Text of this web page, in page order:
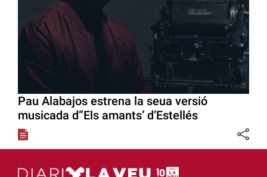
Pau Alabajos estrena la seua versió
musicada d”Els amants’ d’Estellés